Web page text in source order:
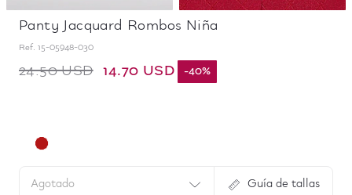
Panty Jacquard Rombos Niña
Ref. 15-05948-030
24.50 USD 14.70 USD -40%
Agotado Guía de tallas